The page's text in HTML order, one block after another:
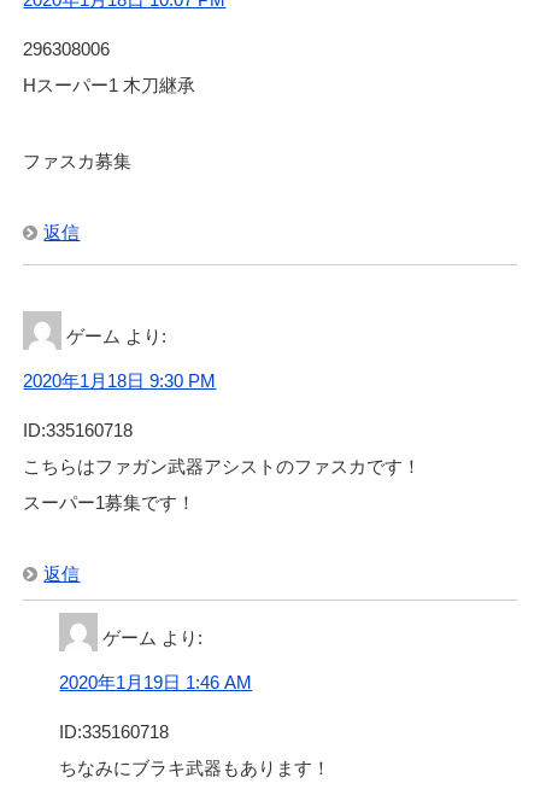
296308006
Hスーパー1 木刀継承
ファスカ募集
返信
ゲーム より:
2020年1月18日 9:30 PM
ID:335160718
こちらはファガン武器アシストのファスカです！
スーパー1募集です！
返信
ゲーム より:
2020年1月19日 1:46 AM
ID:335160718
ちなみにブラキ武器もあります！